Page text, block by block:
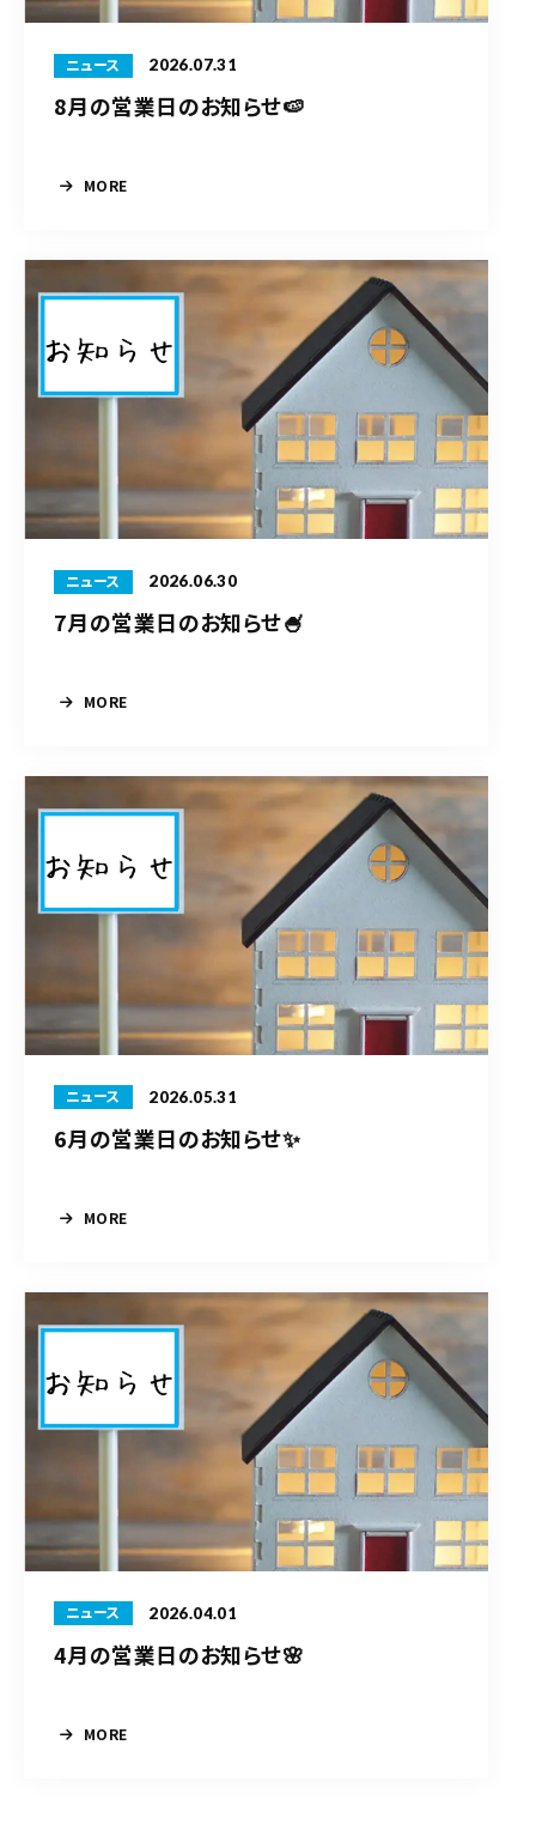
ニュース 2026.07.31
8月の営業日のお知らせ🍉
MORE
ニュース 2026.06.30
7月の営業日のお知らせ🍧
MORE
ニュース 2026.05.31
6月の営業日のお知らせ✨
MORE
ニュース 2026.04.01
4月の営業日のお知らせ🌸
MORE